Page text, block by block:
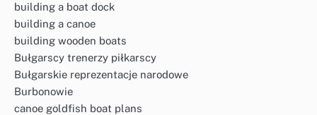
building a boat dock
building a canoe
building wooden boats
Bułgarscy trenerzy piłkarscy
Bułgarskie reprezentacje narodowe
Burbonowie
canoe goldfish boat plans